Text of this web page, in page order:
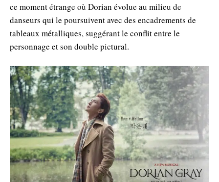
ce moment étrange où Dorian évolue au milieu de
danseurs qui le poursuivent avec des encadrements de
tableaux métalliques, suggérant le conflit entre le
personnage et son double pictural.